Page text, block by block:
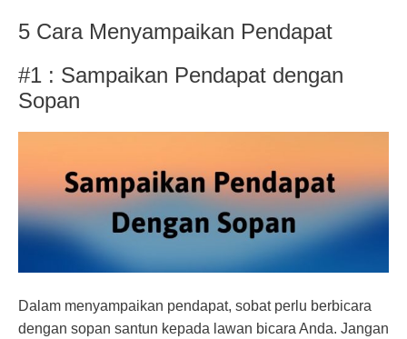
5 Cara Menyampaikan Pendapat
#1 : Sampaikan Pendapat dengan
Sopan
Dalam menyampaikan pendapat, sobat perlu berbicara
dengan sopan santun kepada lawan bicara Anda. Jangan